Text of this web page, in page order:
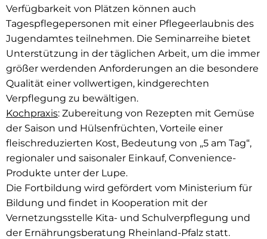
Verfügbarkeit von Plätzen können auch
Tagespflegepersonen mit einer Pflegeerlaubnis des
Jugendamtes teilnehmen. Die Seminarreihe bietet
Unterstützung in der täglichen Arbeit, um die immer
größer werdenden Anforderungen an die besondere
Qualität einer vollwertigen, kindgerechten
Verpflegung zu bewältigen.
Kochpraxis: Zubereitung von Rezepten mit Gemüse
der Saison und Hülsenfrüchten, Vorteile einer
fleischreduzierten Kost, Bedeutung von „5 am Tag“,
regionaler und saisonaler Einkauf, Convenience-
Produkte unter der Lupe.
Die Fortbildung wird gefördert vom Ministerium für
Bildung und findet in Kooperation mit der
Vernetzungsstelle Kita- und Schulverpflegung und
der Ernährungsberatung Rheinland-Pfalz statt.